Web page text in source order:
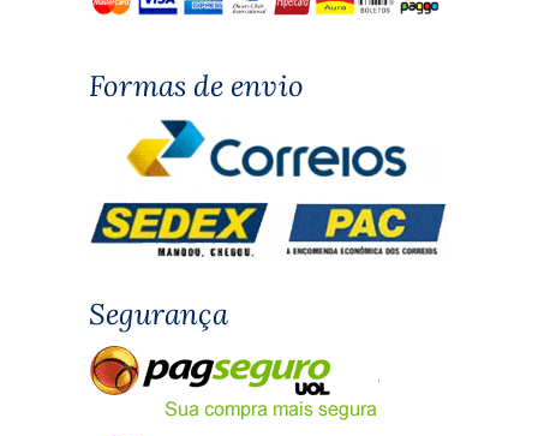
Formas de envio
Segurança